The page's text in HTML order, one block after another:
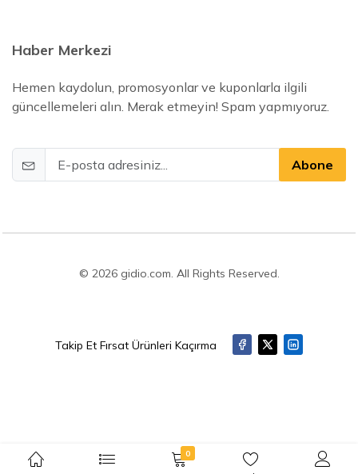
Haber Merkezi
Hemen kaydolun, promosyonlar ve kuponlarla ilgili
güncellemeleri alın. Merak etmeyin! Spam yapmıyoruz.
Abone
© 2026 gidio.com. All Rights Reserved.
Takip Et Fırsat Ürünleri Kaçırma
0